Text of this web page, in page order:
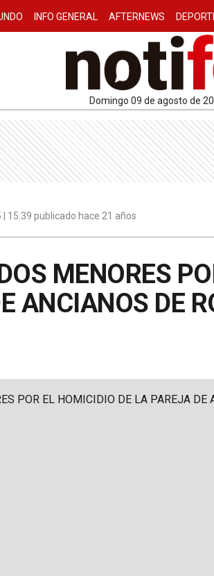
INFO GENERAL AFTERNEWS
domingo 09 de agosto de
| 15:39 publicado hace 21 años
MENORES
ANCIANOS DE